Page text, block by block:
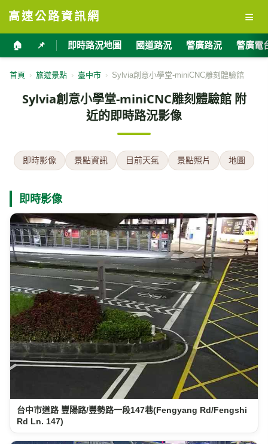
高速公路資訊網 ≡
🏠 📌 即時路況地圖 國道路況 警廣路況 警廣電
首頁 › 旅遊景點 › 臺中市 › Sylvia創意小學堂-miniCNC雕刻體驗館
Sylvia創意小學堂-miniCNC雕刻體驗館 附
近的即時路況影像
即時影像 景點資訊 目前天氣 景點照片 地圖
即時影像
台中市道路 豐陽路/豐勢路一段147巷(Fengyang Rd/Fengshi
Rd Ln. 147)